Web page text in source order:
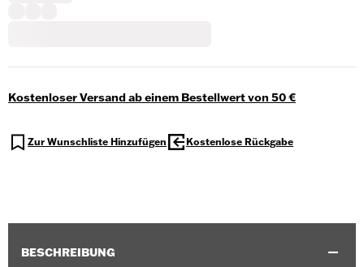
Kostenloser Versand ab einem Bestellwert von 50 €
Zur Wunschliste Hinzufügen Kostenlose Rückgabe
BESCHREIBUNG